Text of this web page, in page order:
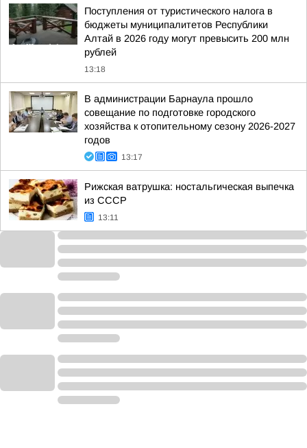
Поступления от туристического налога в
бюджеты муниципалитетов Республики
Алтай в 2026 году могут превысить 200 млн
рублей
13:18
В администрации Барнаула прошло
совещание по подготовке городского
хозяйства к отопительному сезону 2026-2027
годов
13:17
Рижская ватрушка: ностальгическая выпечка
из СССР
13:11